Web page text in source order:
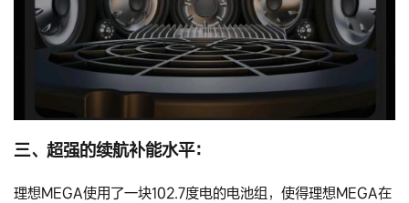
三、超强的续航补能水平：
理想MEGA使用了一块102.7度电的电池组，使得理想MEGA在